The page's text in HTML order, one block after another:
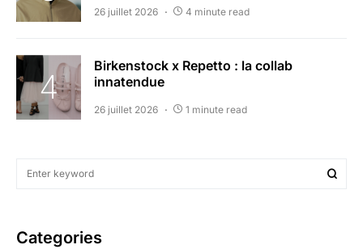
26 juillet 2026 4 minute read
Birkenstock x Repetto : la collab
innatendue
26 juillet 2026 1 minute read
Categories